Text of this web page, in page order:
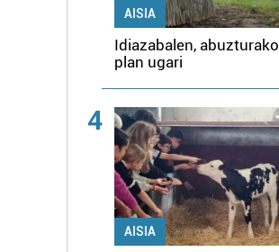
AISIA
Idiazabalen, abuzturako
plan ugari
4
AISIA